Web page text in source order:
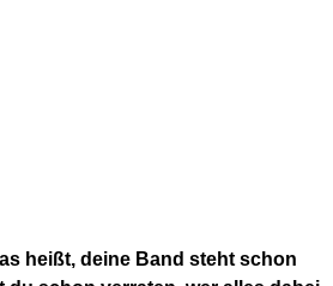
heißt, deine Band steht schon